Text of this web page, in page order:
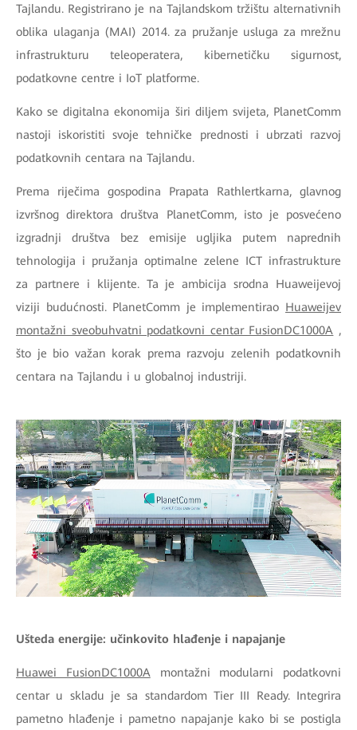
Tajlandu. Registrirano je na Tajlandskom tržištu alternativnih
oblika ulaganja (MAI) 2014. za pružanje usluga za mrežnu
infrastrukturu teleoperatera, kibernetičku sigurnost,
podatkovne centre i IoT platforme.
Kako se digitalna ekonomija širi diljem svijeta, PlanetComm
nastoji iskoristiti svoje tehničke prednosti i ubrzati razvoj
podatkovnih centara na Tajlandu.
Prema riječima gospodina Prapata Rathlertkarna, glavnog
izvršnog direktora društva PlanetComm, isto je posvećeno
izgradnji društva bez emisije ugljika putem naprednih
tehnologija i pružanja optimalne zelene ICT infrastrukture
za partnere i klijente. Ta je ambicija srodna Huaweijevoj
viziji budućnosti. PlanetComm je implementirao Huaweijev
montažni sveobuhvatni podatkovni centar FusionDC1000A ,
što je bio važan korak prema razvoju zelenih podatkovnih
centara na Tajlandu i u globalnoj industriji.
Ušteda energije: učinkovito hlađenje i napajanje
Huawei FusionDC1000Amontažni modularni podatkovni
centar u skladu je sa standardom Tier III Ready. Integrira
pametno hlađenje i pametno napajanje kako bi se postigla